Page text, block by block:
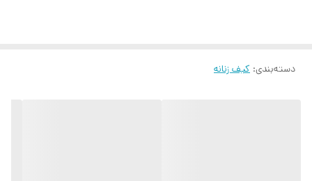
دسته‌بندی: کیف زنانه